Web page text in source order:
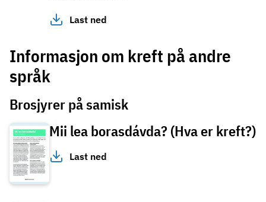
Last ned
Informasjon om kreft på andre
språk
Brosjyrer på samisk
Mii lea borasdávda? (Hva er kreft?)
Last ned